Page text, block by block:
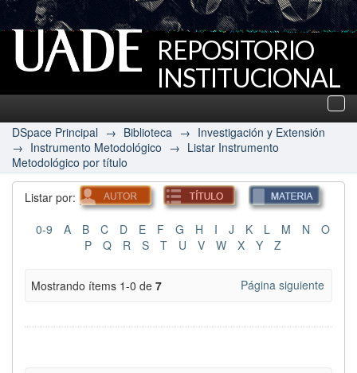
REPOSITORIO
INSTITUCIONAL
UADE
DSpace Principal → Biblioteca → Investigación y Extensión
→ Instrumento Metodológico → Listar Instrumento
Metodológico por título
Listar por:
0-9 A B C D E F G H I J K L M N
O
P
Q R S T U V W X Y Z
Mostrando ítems 1-0 de 7 Página siguiente